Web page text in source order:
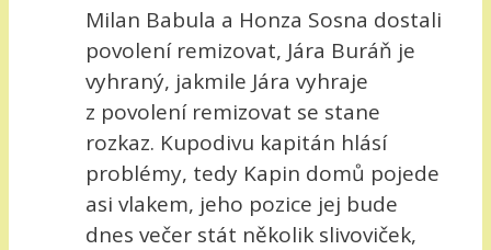
Milan Babula a Honza Sosna dostali
povolení remizovat, Jára Buráň je
vyhraný, jakmile Jára vyhraje
z povolení remizovat se stane
rozkaz. Kupodivu kapitán hlásí
problémy, tedy Kapin domů pojede
asi vlakem, jeho pozice jej bude
dnes večer stát několik slivoviček,